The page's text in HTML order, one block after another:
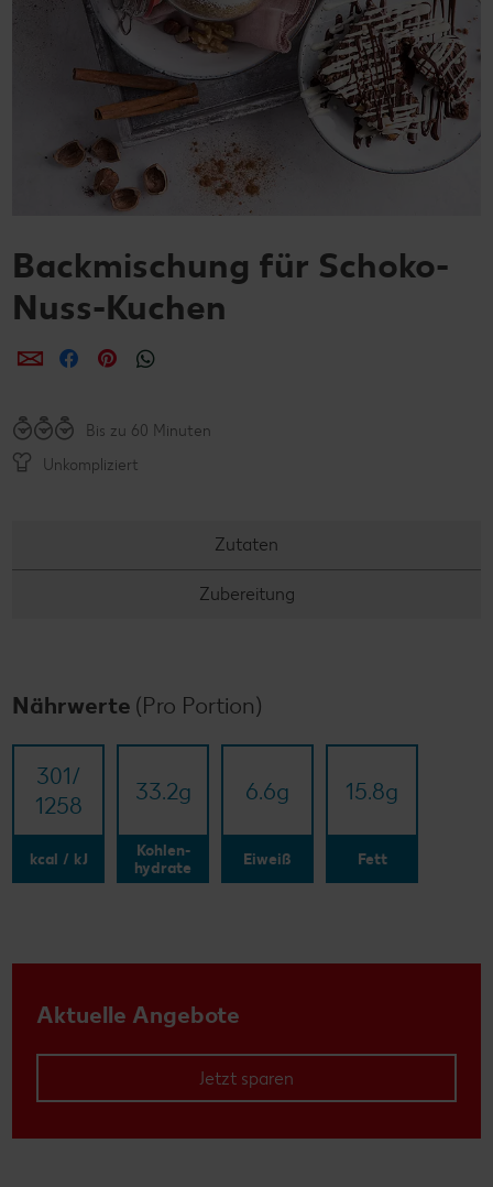
Backmischung für Schoko-
Nuss-Kuchen
per E-Mail teilen
per Facebook teilen
per Pinterest teilen
Bis zu 60 Minuten
Unkompliziert
Zutaten
Zubereitung
Nährwerte (Pro Portion)
301/​
1258
kcal / kJ
33.2g
Kohlen-
hydrate
6.6g
Eiweiß
15.8g
Fett
Aktuelle Angebote
Jetzt sparen